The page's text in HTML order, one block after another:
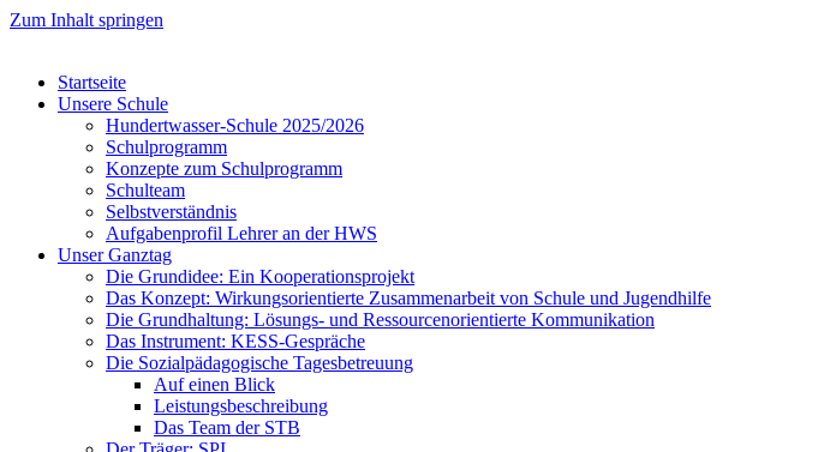
Zum Inhalt springen
Startseite
Unsere Schule
Hundertwasser-Schule 2025/2026
Schulprogramm
Konzepte zum Schulprogramm
Schulteam
Selbst­ver­ständ­nis
Aufgabenprofil Lehrer an der HWS
Unser Ganztag
Die Grundidee: Ein Kooperationsprojekt
Das Konzept: Wirkungsorientierte Zusammenarbeit von Schule und Jugendhilfe
Die Grundhaltung: Lösungs- und Ressourcenorientierte Kommunikation
Das Instrument: KESS-Gespräche
Die Sozialpädagogische Tagesbetreuung
Auf einen Blick
Leistungsbeschreibung
Das Team der STB